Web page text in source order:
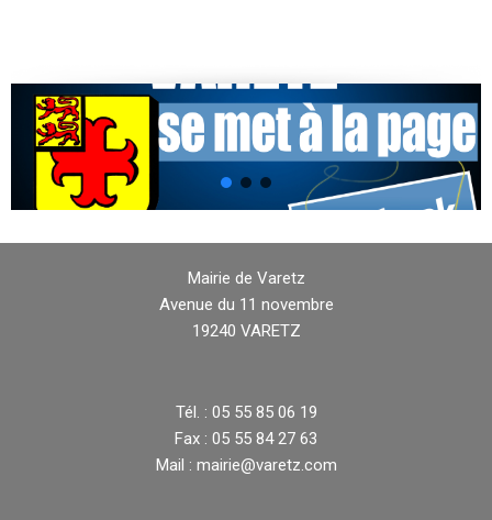
Mairie de Varetz
Avenue du 11 novembre
19240 VARETZ
Tél. : 05 55 85 06 19
Fax : 05 55 84 27 63
Mail : mairie@varetz.com